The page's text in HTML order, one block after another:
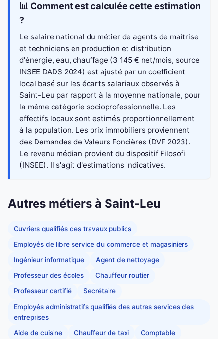
📊 Comment est calculée cette estimation
?
Le salaire national du métier de agents de maîtrise
et techniciens en production et distribution
d'énergie, eau, chauffage (3 145 € net/mois, source
INSEE DADS 2024) est ajusté par un coefficient
local basé sur les écarts salariaux observés à
Saint-Leu par rapport à la moyenne nationale, pour
la même catégorie socioprofessionnelle. Les
effectifs locaux sont estimés proportionnellement
à la population. Les prix immobiliers proviennent
des Demandes de Valeurs Foncières (DVF 2023).
Le revenu médian provient du dispositif Filosofi
(INSEE). Il s'agit d'estimations indicatives.
Autres métiers à Saint-Leu
Ouvriers qualifiés des travaux publics
Employés de libre service du commerce et magasiniers
Ingénieur informatique Agent de nettoyage
Professeur des écoles Chauffeur routier
Professeur certifié Secrétaire
Employés administratifs qualifiés des autres services des
entreprises
Aide de cuisine Chauffeur de taxi Comptable